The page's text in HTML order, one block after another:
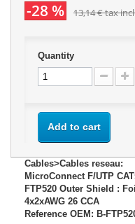
-28 % 13,14 €tax
Quantity
Add to cart
Cables>Cables reseau:
MicroConnect F/UTP
FTP520 Outer Shield :
4x2xAWG 26 CCA
Reference OEM: B-